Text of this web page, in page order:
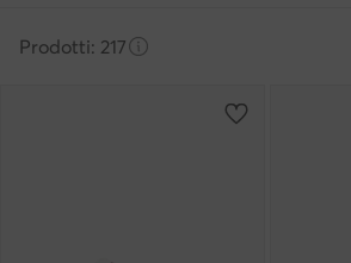
Prodotti: 217